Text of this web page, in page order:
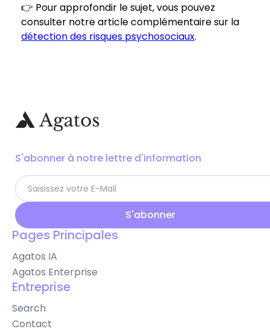
👉 Pour approfondir le sujet, vous pouvez
consulter notre article complémentaire sur la
détection des risques psychosociaux.
S'abonner à notre lettre d'information
Pages Principales
Agatos IA
Agatos Enterprise
Entreprise
Search
Contact